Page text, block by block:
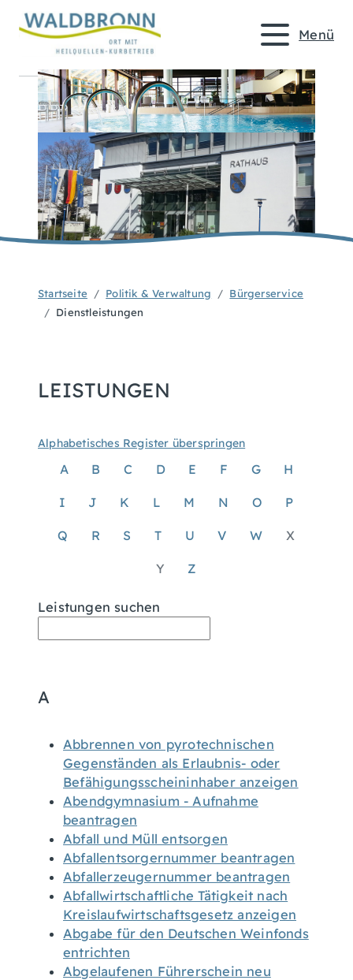
Menü
Startseite Politik & Verwaltung
Bürgerservice
Dienstleistungen
LEISTUNGEN
Alphabetisches Register überspringen
A B C D E F G H
I J K L M N O P
Q R S T U V W X
Y Z
Leistungen suchen
A
Abbrennen von pyrotechnischen
Gegenständen als Erlaubnis- oder
Befähigungsscheininhaber anzeigen
Abendgymnasium - Aufnahme
beantragen
Abfall und Müll entsorgen
Abfallentsorgernummer beantragen
Abfallerzeugernummer beantragen
Abfallwirtschaftliche Tätigkeit nach
Kreislaufwirtschaftsgesetz anzeigen
Abgabe für den Deutschen Weinfonds
entrichten
Abgelaufenen Führerschein neu